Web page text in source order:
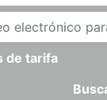
de tarifa